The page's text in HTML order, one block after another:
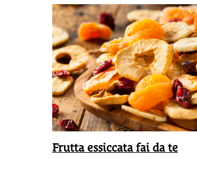
Frutta essiccata fai da te